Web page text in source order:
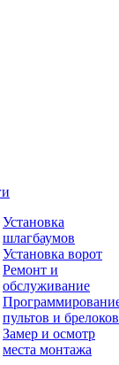
Установка
шлагбаумов
Установка ворот
Ремонт и
обслуживание
пультов и брелоков
Замер и осмотр
места монтажа